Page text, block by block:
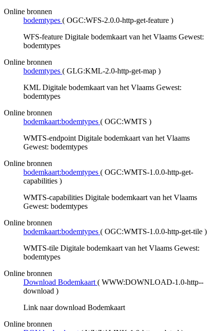
Online bronnen
bodemtypes ( OGC:WFS-2.0.0-http-get-feature )
WFS-feature Digitale bodemkaart van het Vlaams Gewest:
bodemtypes
Online bronnen
bodemtypes ( GLG:KML-2.0-http-get-map )
KML Digitale bodemkaart van het Vlaams Gewest:
bodemtypes
Online bronnen
bodemkaart:bodemtypes ( OGC:WMTS )
WMTS-endpoint Digitale bodemkaart van het Vlaams
Gewest: bodemtypes
Online bronnen
bodemkaart:bodemtypes ( OGC:WMTS-1.0.0-http-get-
capabilities )
WMTS-capabilities Digitale bodemkaart van het Vlaams
Gewest: bodemtypes
Online bronnen
bodemkaart:bodemtypes ( OGC:WMTS-1.0.0-http-get-tile )
WMTS-tile Digitale bodemkaart van het Vlaams Gewest:
bodemtypes
Online bronnen
Download Bodemkaart ( WWW:DOWNLOAD-1.0-http--
download )
Link naar download Bodemkaart
Online bronnen